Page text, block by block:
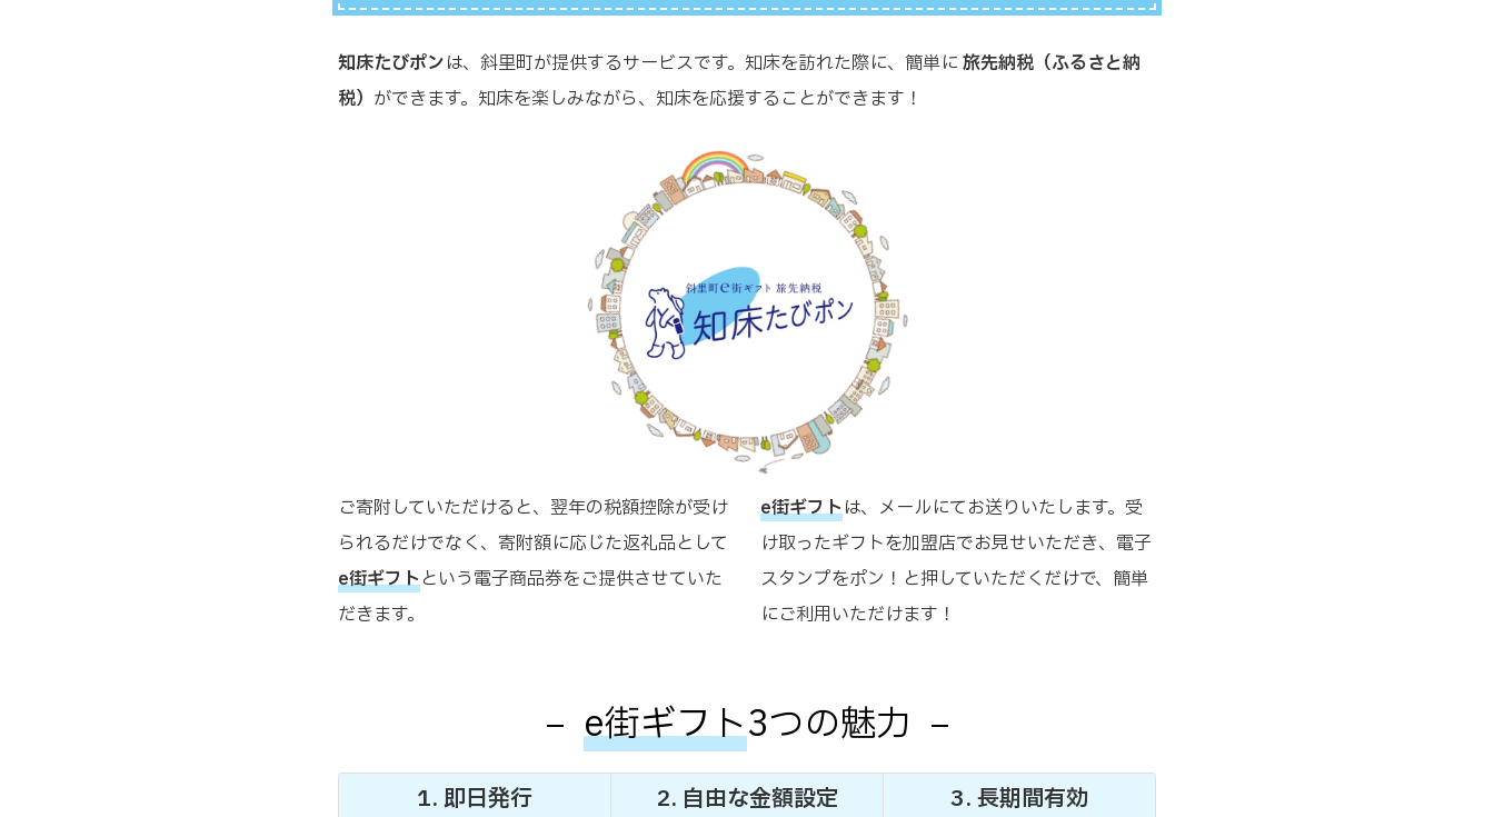
知床たびポンは、斜里町が提供するサービスです。知床を訪れた際に、簡単に旅先納税（ふるさと納
税） ができます。知床を楽しみながら、知床を応援することができます！
ご寄附していただけると、翌年の税額控除が受け
られるだけでなく、寄附額に応じた返礼品として
e街ギフトという電子商品券をご提供させていた
だきます。
e街ギフトは、メールにてお送りいたします。受
け取ったギフトを加盟店でお見せいただき、電子
スタンプをポン！と押していただくだけで、簡単
にご利用いただけます！
e街ギフト3つの魅力
1. 即日発行 2. 自由な金額設定 3. 長期間有効